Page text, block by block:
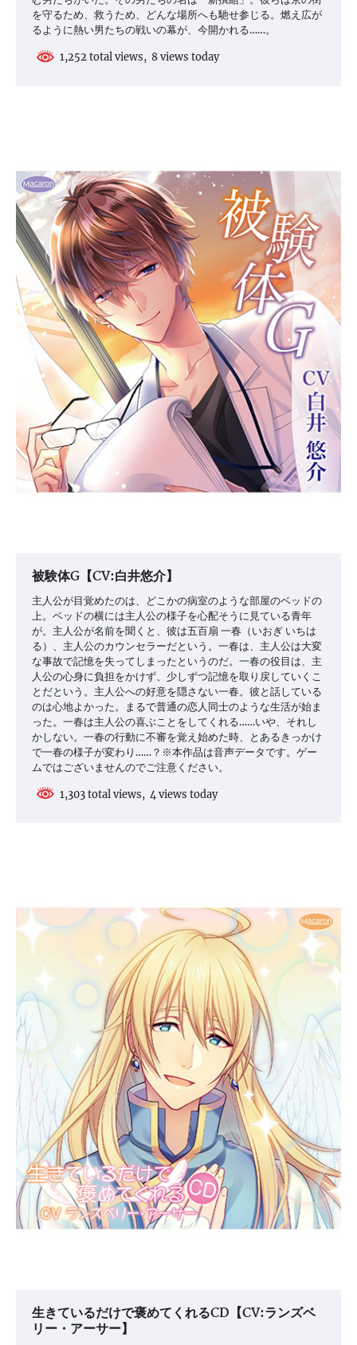
を守るため、救うため、どんな場所へも馳せ参じる。燃え広が
るように熱い男たちの戦いの幕が、今開かれる……。
1,252 total views, 8 views today
被験体G【CV:白井悠介】
主人公が目覚めたのは、どこかの病室のような部屋のベッドの
上。ベッドの横には主人公の様子を心配そうに見ている青年
が。主人公が名前を聞くと、彼は五百扇 一春（いおぎ いちは
る）、主人公のカウンセラーだという。一春は、主人公は大変
な事故で記憶を失ってしまったというのだ。一春の役目は、主
人公の心身に負担をかけず、少しずつ記憶を取り戻していくこ
とだという。主人公への好意を隠さない一春。彼と話している
のは心地よかった。まるで普通の恋人同士のような生活が始ま
った。一春は主人公の喜ぶことをしてくれる……いや、それし
かしない。一春の行動に不審を覚え始めた時、とあるきっかけ
で一春の様子が変わり……？※本作品は音声データです。ゲー
ムではございませんのでご注意ください。
1,303 total views, 4 views today
生きているだけで褒めてくれるCD【CV:ランズベ
リー・アーサー】